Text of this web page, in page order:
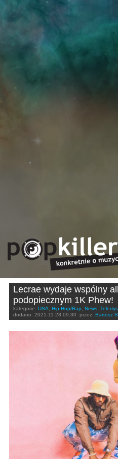
Lecrae wydaje wspólny
podopiecznym 1K Phew!
kategorie: USA, Hip-Hop/Rap, News,
dodano: 2021-11-28 09:30 przez: Bartosz